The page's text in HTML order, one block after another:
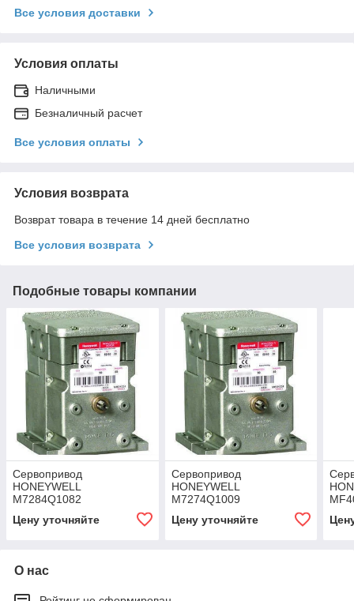
Все условия доставки
Условия оплаты
Наличными
Безналичный расчет
Все условия оплаты
Условия возврата
Возврат товара в течение 14 дней бесплатно
Все условия возврата
Подобные товары компании
Cервопривод
HONEYWELL
M7284Q1082
Цену уточняйте
Cервопривод
HONEYWELL
M7274Q1009
Цену уточняйте
О нас